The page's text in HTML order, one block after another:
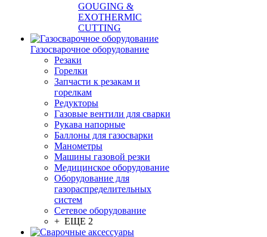
GOUGING &
EXOTHERMIC
CUTTING
Газосварочное оборудование
Резаки
Горелки
Запчасти к резакам и
горелкам
Редукторы
Газовые вентили для сварки
Рукава напорные
Баллоны для газосварки
Манометры
Машины газовой резки
Медицинское оборудование
Оборудование для
газораспределительных
систем
Сетевое оборудование
+ ЕЩЕ 2